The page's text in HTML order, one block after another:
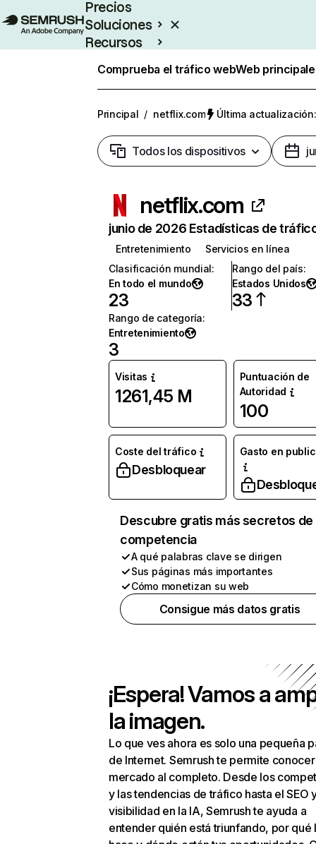
Precios
Soluciones
Recursos
Comprueba el tráfico webWeb
Principal / netflix.com Última
Todos los dispositivos
netflix.com
junio de 2026 Estadísticas de
Entretenimiento
Servicios en línea
Clasificación mundial:
En todo el mundo
23
Rango del país:
Estados Unidos
33
Rango de categoría:
Entretenimiento
3
Visitas
1261,45 M
Puntuación de
Autoridad
100
Coste del tráfico
Desbloquear
Gasto en
Descubre gratis más secretos de
competencia
A qué palabras clave se dirigen
Sus páginas más importantes
Cómo monetizan su web
Consigue más datos gratis
¡Espera! Vamos a
la imagen.
Lo que ves ahora es solo una pequeña
de Internet. Semrush te permite
mercado al completo. Desde los
y las tendencias de tráfico hasta el SEO
visibilidad en la IA, Semrush te ayuda a
entender quién está triunfando, por qué